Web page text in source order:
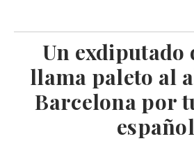
Un exdiputado
llama paleto al
Barcelona por
español